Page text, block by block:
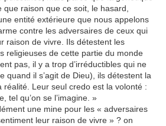
raison que ce soit, le hasard,
entité extérieure que nous appelons
contre les adversaires de ceux qui
raison de vivre. Ils détestent les
religieuses de cette partie du monde
pas, il y a trop d’irréductibles qui ne
quand il s’agit de Dieu), ils détestent la
réalité. Leur seul credo est la volonté :
tel qu’on se l’imagine. »
une mine pour les « adversaires
leur raison de vivre » ? on